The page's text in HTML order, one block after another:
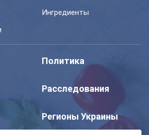
Ингредиенты
Политика
Расследования
Регионы Украины